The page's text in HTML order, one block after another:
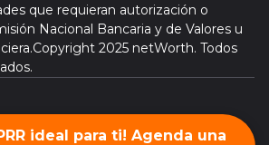
que requieran autorización o
Nacional Bancaria y de Valores u
2025 netWorth. Todos
ideal para ti! Agenda una